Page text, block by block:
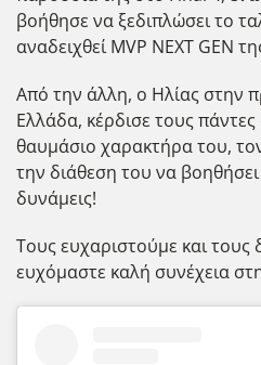
βοήθησε να ξεδιπλώσει το
αναδειχθεί MVP NEXT GEN
Από την άλλη, ο Ηλίας στην
Ελλάδα, κέρδισε τους
θαυμάσιο χαρακτήρα του,
την διάθεση του να βοηθήσει
δυνάμεις!
Τους ευχαριστούμε και τους
ευχόμαστε καλή συνέχεια